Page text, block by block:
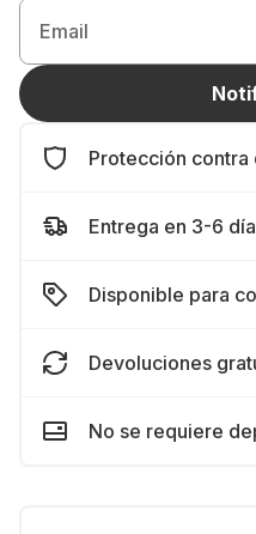
Email
Protección contra
Entrega en 3-6
Disponible para
Devoluciones
No se requiere